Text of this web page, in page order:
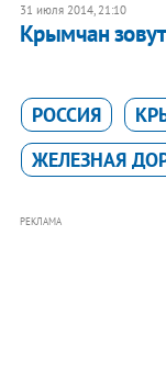
31 июля 2014, 21:10
Крымчан
РОССИЯ
ЖЕЛЕЗНАЯ
РЕКЛАМА